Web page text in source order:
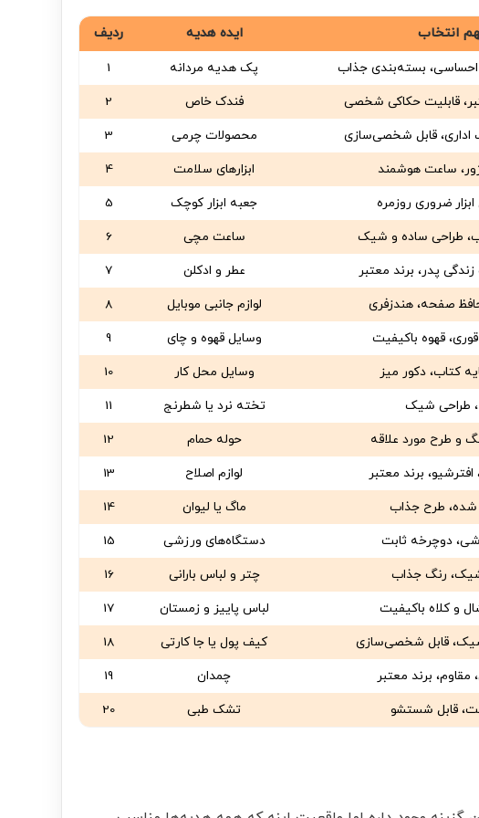
ردیف ایده هدیه انتخاب
1 پک هدیه مردانه احساسی، بسته‌بندی جذاب
2
فندک خاص قابلیت حکاکی شخصی
3
محصولات چرمی اداری، قابل شخصی‌سازی
4
ابزارهای سلامت ساعت هوشمند
5
جعبه ابزار کوچک ضروری روزمره
6
ساعت مچی طراحی ساده و شیک
7
عطر و ادکلن پدر، برند معتبر
8
لوازم جانبی موبایل صفحه، هندزفری
9
وسایل قهوه و چای قهوه باکیفیت
10
وسایل محل کار کتاب، دکور میز
11
تخته نرد یا شطرنج طراحی شیک
12
حوله حمام و طرح مورد علاقه
13
لوازم اصلاح برند معتبر
14
ماگ یا لیوان طرح جذاب
15
دستگاه‌های ورزشی دوچرخه ثابت
16
چتر و لباس بارانی رنگ جذاب
17
لباس پاییز و زمستان و کلاه باکیفیت
18
کیف پول یا جا کارتی قابل شخصی‌سازی
19
چمدان برند معتبر
20
تشک طبی قابل شستشو